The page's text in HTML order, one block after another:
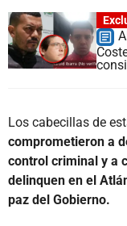
Los cabecillas de
comprometieron a
control criminal y a
delinquen en el
paz del Gobierno.